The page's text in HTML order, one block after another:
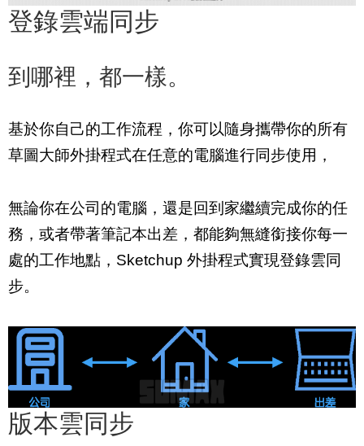
登錄雲端同步
到哪裡，都一樣。
基於你自己的工作流程，你可以隨身攜帶你的所有
草圖大師外掛程式在任意的電腦進行同步使用，
無論你在公司的電腦，還是回到家繼續完成你的任
務，或者帶著筆記本出差，都能夠無縫銜接你每一
處的工作地點，Sketchup 外掛程式實現登錄雲同
步。
版本雲同步